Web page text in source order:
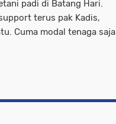
padi di Batang Hari.
terus pak Kadis,
Cuma modal tenaga saja